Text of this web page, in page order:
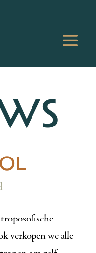
verkopen we alle